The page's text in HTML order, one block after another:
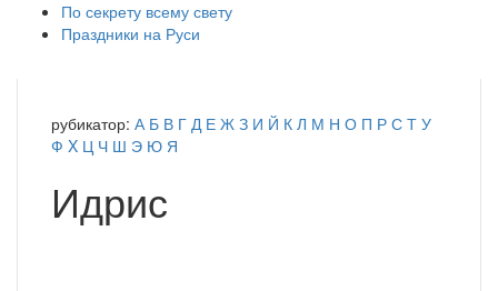
По секрету всему свету
Праздники на Руси
рубикатор: А Б В Г Д Е Ж З И Й К Л М Н О П Р С Т У
Ф X Ц Ч Ш Э Ю Я
Идрис